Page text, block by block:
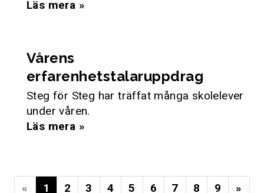
Läs mera »
Vårens
erfarenhetstalaruppdrag
Steg för Steg har träffat många skolelever
under våren.
Läs mera »
« 1 2 3 4 5 6 7 8 9 »